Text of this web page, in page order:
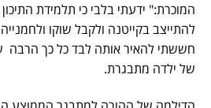
המוכרת:" ידעתי בלבי כי תלמידת
להתייצב בקייטנה ולקבל שוקו
חששתי להאיר אותה לבד כל כך
של ילדה מתבגרת.